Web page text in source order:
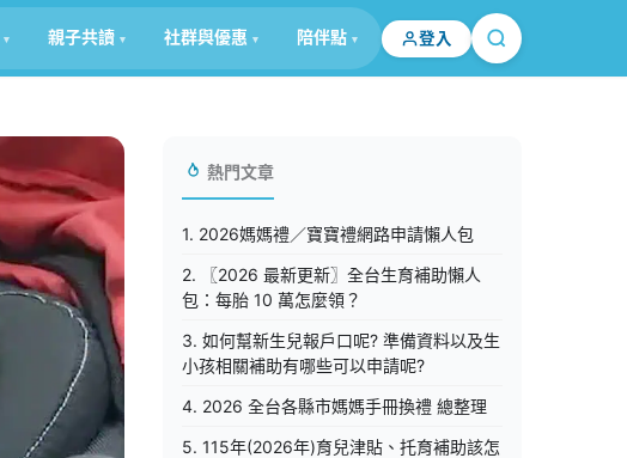
親子共讀 社群與優惠 陪伴點 登入
熱門文章
1. 2026媽媽禮／寶寶禮網路申請懶人包
2. 〖2026 最新更新〗全台生育補助懶人
包：每胎 10 萬怎麼領？
3. 如何幫新生兒報戶口呢? 準備資料以及生
小孩相關補助有哪些可以申請呢?
4. 2026 全台各縣市媽媽手冊換禮 總整理
5. 115年(2026年)育兒津貼、托育補助該怎